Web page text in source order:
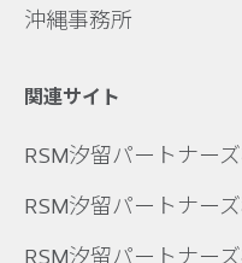
沖縄事務所
関連サイト
RSM汐留パートナー
RSM汐留パートナー
RSM汐留パートナー